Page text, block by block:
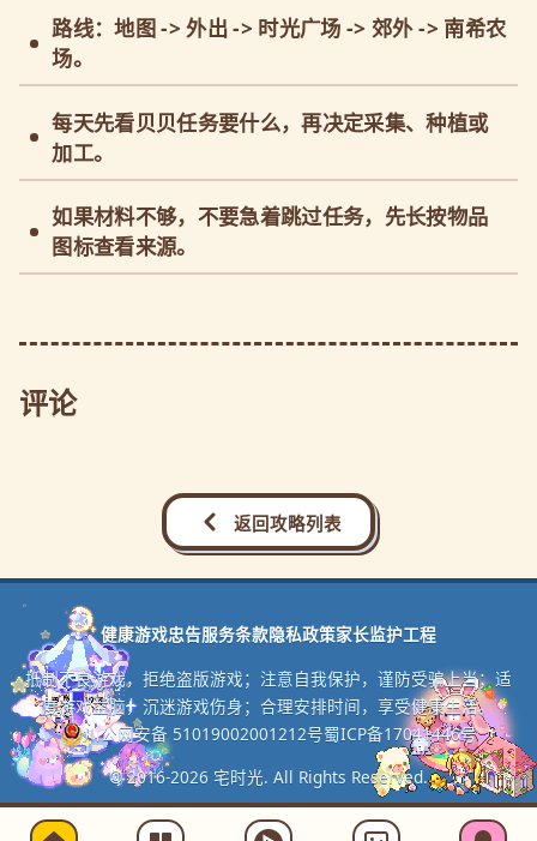
路线：地图 -> 外出 -> 时光广场 -> 郊外 -> 南希农
场。
每天先看贝贝任务要什么，再决定采集、种植或
加工。
如果材料不够，不要急着跳过任务，先长按物品
图标查看来源。
评论
返回攻略列表
健康游戏忠告服务条款隐私政策家长监护工程
抵制不良游戏，拒绝盗版游戏；注意自我保护，谨防受骗上当；适
度游戏益脑，沉迷游戏伤身；合理安排时间，享受健康生活。
川公网安备 51019002001212号蜀ICP备17041446号
© 2016-2026 宅时光. All Rights Reserved.